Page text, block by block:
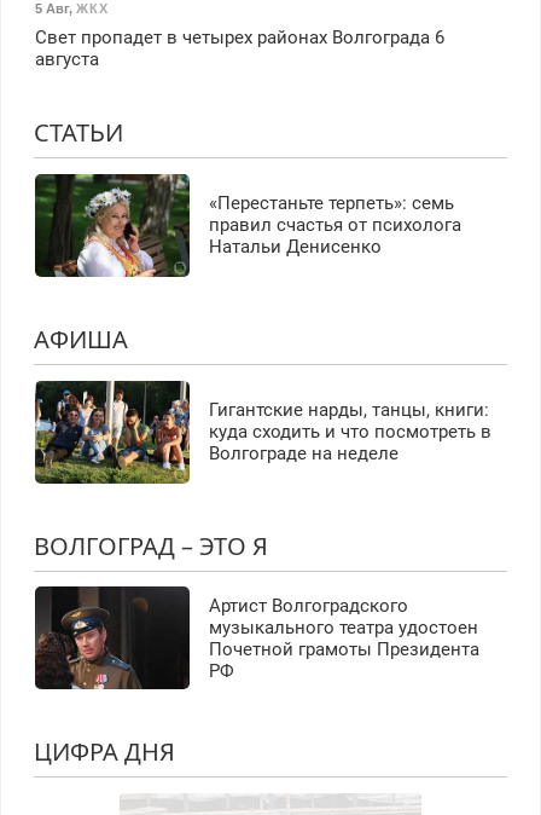
5 Авг, ЖКХ
Свет пропадет в четырех районах Волгограда 6
августа
СТАТЬИ
«Перестаньте терпеть»: семь
правил счастья от психолога
Натальи Денисенко
АФИША
Гигантские нарды, танцы, книги:
куда сходить и что посмотреть в
Волгограде на неделе
ВОЛГОГРАД – ЭТО Я
Артист Волгоградского
музыкального театра удостоен
Почетной грамоты Президента
РФ
ЦИФРА ДНЯ